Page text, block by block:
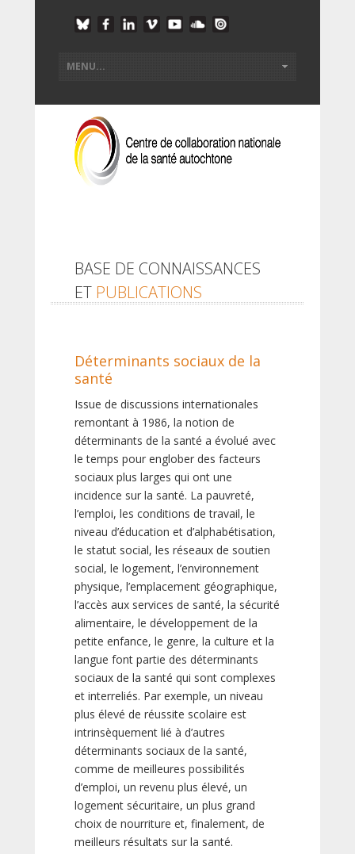
BASE DE CONNAISSANCES
ET PUBLICATIONS
Déterminants sociaux de la
santé
Issue de discussions internationales
remontant à 1986, la notion de
déterminants de la santé a évolué avec
le temps pour englober des facteurs
sociaux plus larges qui ont une
incidence sur la santé. La pauvreté,
l’emploi, les conditions de travail, le
niveau d’éducation et d’alphabétisation,
le statut social, les réseaux de soutien
social, le logement, l’environnement
physique, l’emplacement géographique,
l’accès aux services de santé, la sécurité
alimentaire, le développement de la
petite enfance, le genre, la culture et la
langue font partie des déterminants
sociaux de la santé qui sont complexes
et interreliés. Par exemple, un niveau
plus élevé de réussite scolaire est
intrinsèquement lié à d’autres
déterminants sociaux de la santé,
comme de meilleures possibilités
d’emploi, un revenu plus élevé, un
logement sécuritaire, un plus grand
choix de nourriture et, finalement, de
meilleurs résultats sur la santé.